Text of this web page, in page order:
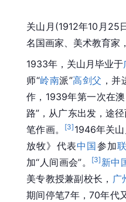
关山月(1912年10月25
名国画家、美术教育家
1933年，关山月毕业于
师“岭南派”高剑父 ，
作，1939年第一次在
路”，从广东出发，途
笔作画。
[3] 1946年关
放牧》代表中国参加
加“人间画会”。
[3] 新中
美专教授兼副校长， 广
期间停笔7年，70年代